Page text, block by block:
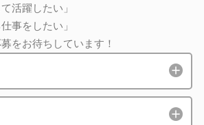
活躍したい」
事をしたい」
をお待ちしています！